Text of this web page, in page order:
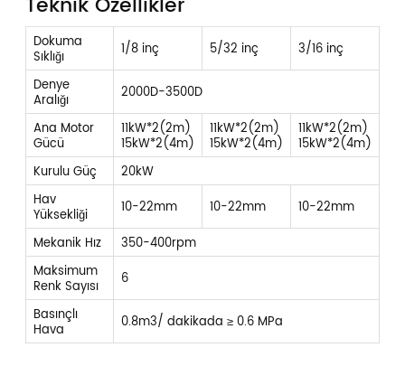
Dokuma
Sıklığı
1/8 inç 5/32 inç
3/16 inç
Denye
Aralığı
2000D-3500D
Ana Motor
Gücü
11kW*2(2m)
15kW*2(4m)
11kW*2(2m)
15kW*2(4m)
11kW*2(2m)
15kW*2(4m)
Kurulu Güç
20kW
Hav
Yüksekliği
10-22mm 10-22mm
10-22mm
Mekanik Hız
350-400rpm
Maksimum
Renk Sayısı
6
Basınçlı
Hava
0.8m3/ dakikada ≥ 0.6 MPa